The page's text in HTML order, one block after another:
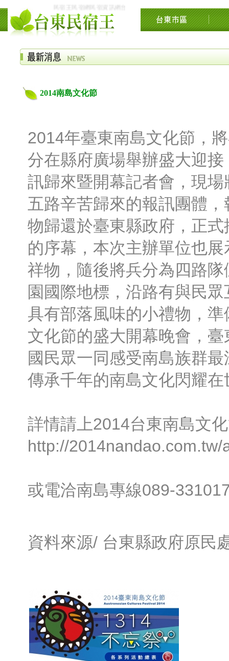
民宿王民宿網民宿資訊網台東花東花蓮綠島民宿住宿旅遊景點交
2014南島文化節
2014年臺東南島文化節，
分在縣府廣場舉辦盛大迎
訊歸來暨開幕記者會，現
五路辛苦歸來的報訊團體
物歸還於臺東縣政府，正
的序幕，本次主辦單位也
祥物，隨後將兵分為四路
園國際地標，沿路有與民
具有部落風味的小禮物，
文化節的盛大開幕晚會，
國民眾一同感受南島族群
傳承千年的南島文化閃耀
詳情請上2014台東南島文
http://2014nandao.com.tw/
或電洽南島專線089-
資料來源/ 台東縣政府原民